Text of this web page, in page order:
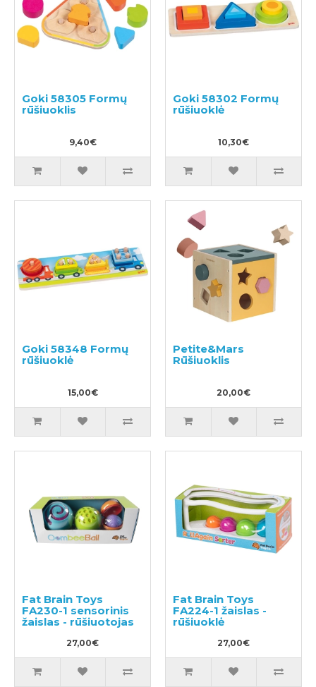
Goki 58305 Formų
rūšiuoklis
9,40€
Goki 58302 Formų
rūšiuoklė
10,30€
Goki 58348 Formų
rūšiuoklė
15,00€
Petite&Mars
Rūšiuoklis
20,00€
Fat Brain Toys
FA230-1 sensorinis
žaislas - rūšiuotojas
27,00€
Fat Brain Toys
FA224-1 žaislas -
rūšiuoklė
27,00€